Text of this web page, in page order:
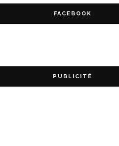
FACEBOOK
PUBLICITÉ